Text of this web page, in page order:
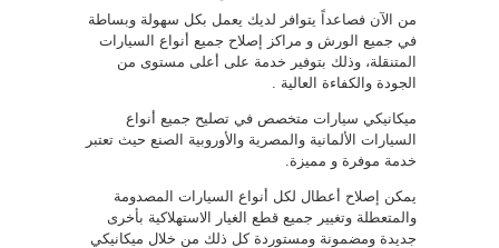
من الآن فصاعداً يتوافر لديك يعمل بكل سهولة وبساطة
في جميع الورش و مراكز إصلاح جميع أنواع السيارات
المتنقلة، وذلك بتوفير خدمة على أعلى مستوى من
الجودة والكفاءة العالية .
ميكانيكي سيارات متخصص في تصليح جميع أنواع
السيارات الألمانية والمصرية والأوروبية الصنع حيث تعتبر
خدمة موفرة و مميزة.
يمكن إصلاح أعطال لكل أنواع السيارات المصدومة
والمتعطلة وتغيير جميع قطع الغيار الاستهلاكية بأخرى
جديدة ومضمونة ومستوردة كل ذلك من خلال ميكانيكي